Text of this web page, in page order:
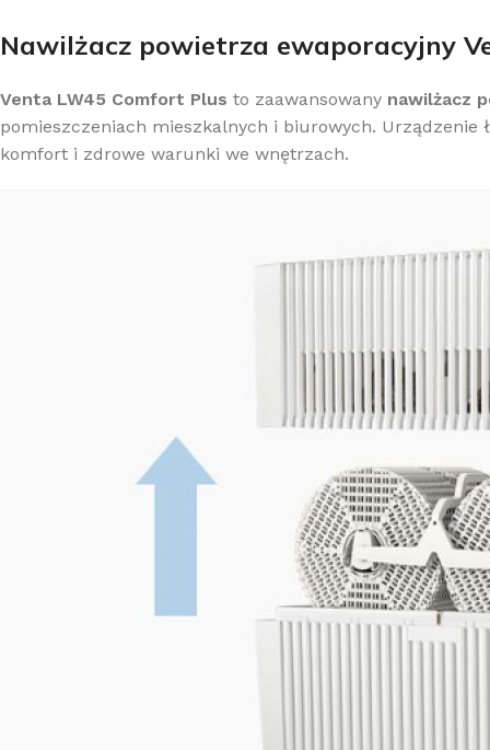
Nawilżacz powietrza ewaporacyjny
Venta LW45 Comfort Plus to zaawansowany nawilżacz
pomieszczeniach mieszkalnych i biurowych.
komfort i zdrowe warunki we wnętrzach.